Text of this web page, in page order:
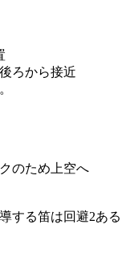
ろから接近
のため上空へ
する笛は回避2ある